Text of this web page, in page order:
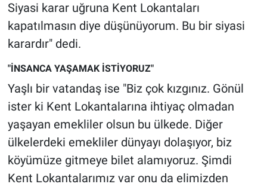
Siyasi karar uğruna Kent Lokantaları
kapatılmasın diye düşünüyorum. Bu bir siyasi
karardır" dedi.
"İNSANCA YAŞAMAK İSTİYORUZ"
Yaşlı bir vatandaş ise "Biz çok kızgınız. Gönül
ister ki Kent Lokantalarına ihtiyaç olmadan
yaşayan emekliler olsun bu ülkede. Diğer
ülkelerdeki emekliler dünyayı dolaşıyor, biz
köyümüze gitmeye bilet alamıyoruz. Şimdi
Kent Lokantalarımız var onu da elimizden